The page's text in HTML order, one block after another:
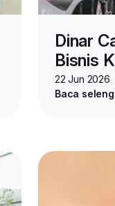
Dinar
Bisnis
Jadi
22 Jun 2026
Baca